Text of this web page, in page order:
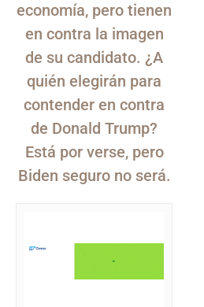
economía, pero tienen
en contra la imagen
de su candidato. ¿A
quién elegirán para
contender en contra
de Donald Trump?
Está por verse, pero
Biden seguro no será.